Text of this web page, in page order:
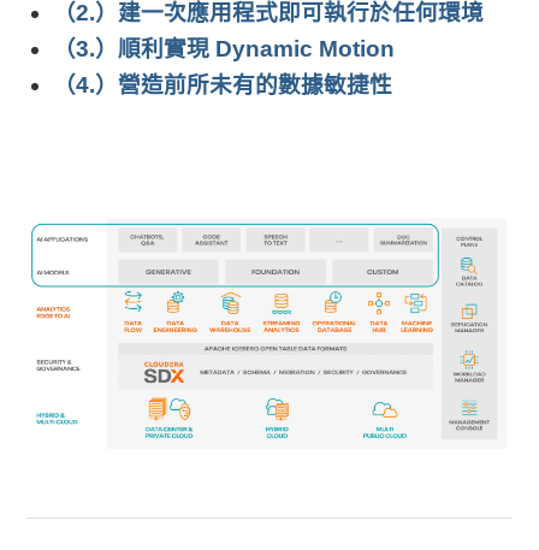
（2.）建一次應用程式即可執行於任何環境
（3.）順利實現 Dynamic Motion
（4.）營造前所未有的數據敏捷性